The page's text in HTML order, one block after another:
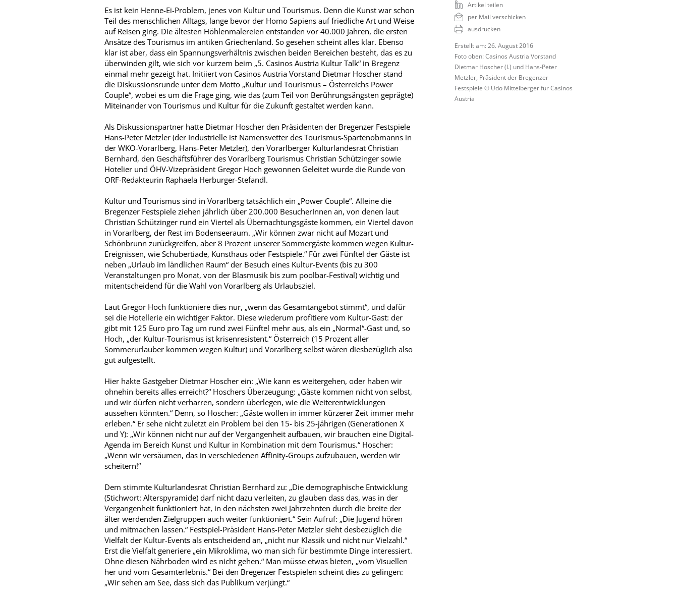
Es ist kein Henne-Ei-Problem, jenes von Kultur und Tourismus. Denn die Kunst war schon
Teil des menschlichen Alltags, lange bevor der Homo Sapiens auf friedliche Art und Weise
auf Reisen ging. Die ältesten Höhlenmalereien entstanden vor 40.000 Jahren, die ersten
Ansätze des Tourismus im antiken Griechenland. So gesehen scheint alles klar. Ebenso
klar ist aber, dass ein Spannungsverhältnis zwischen beiden Bereichen besteht, das es zu
überwinden gilt, wie sich vor kurzem beim „5. Casinos Austria Kultur Talk“ in Bregenz
einmal mehr gezeigt hat. Initiiert von Casinos Austria Vorstand Dietmar Hoscher stand
die Diskussionsrunde unter dem Motto „Kultur und Tourismus – Österreichs Power
Couple“, wobei es um die Frage ging, wie das (zum Teil von Berührungsängsten geprägte)
Miteinander von Tourismus und Kultur für die Zukunft gestaltet werden kann.
Als Diskussionspartner hatte Dietmar Hoscher den Präsidenten der Bregenzer Festspiele
Hans-Peter Metzler (der Industrielle ist Namensvetter des Tourismus-Spartenobmanns in
der WKO-Vorarlberg, Hans-Peter Metzler), den Vorarlberger Kulturlandesrat Christian
Bernhard, den Geschäftsführer des Vorarlberg Tourismus Christian Schützinger sowie
Hotelier und ÖHV-Vizepräsident Gregor Hoch gewonnen Geleitet wurde die Runde von
ORF-Redakteurin Raphaela Herburger-Stefandl.
Kultur und Tourismus sind in Vorarlberg tatsächlich ein „Power Couple“. Alleine die
Bregenzer Festspiele ziehen jährlich über 200.000 BesucherInnen an, von denen laut
Christian Schützinger rund ein Viertel als Übernachtungsgäste kommen, ein Viertel davon
in Vorarlberg, der Rest im Bodenseeraum. „Wir können zwar nicht auf Mozart und
Schönbrunn zurückgreifen, aber 8 Prozent unserer Sommergäste kommen wegen Kultur-
Ereignissen, wie Schubertiade, Kunsthaus oder Festspiele.“ Für zwei Fünftel der Gäste ist
neben „Urlaub im ländlichen Raum“ der Besuch eines Kultur-Events (bis zu 300
Veranstaltungen pro Monat, von der Blasmusik bis zum poolbar-Festival) wichtig und
mitentscheidend für die Wahl von Vorarlberg als Urlaubsziel.
Laut Gregor Hoch funktioniere dies nur, „wenn das Gesamtangebot stimmt“, und dafür
sei die Hotellerie ein wichtiger Faktor. Diese wiederum profitiere vom Kultur-Gast: der
gibt mit 125 Euro pro Tag um rund zwei Fünftel mehr aus, als ein „Normal“-Gast und, so
Hoch, „der Kultur-Tourismus ist krisenresistent.“ Österreich (15 Prozent aller
Sommerurlauber kommen wegen Kultur) und Vorarlberg selbst wären diesbezüglich also
gut aufgestellt.
Hier hakte Gastgeber Dietmar Hoscher ein: „Wie kann es weitergehen, oder haben wir
ohnehin bereits alles erreicht?“ Hoschers Überzeugung: „Gäste kommen nicht von selbst,
und wir dürfen nicht verharren, sondern überlegen, wie die Weiterentwicklungen
aussehen könnten.“ Denn, so Hoscher: „Gäste wollen in immer kürzerer Zeit immer mehr
erleben.“ Er sehe nicht zuletzt ein Problem bei den 15- bis 25-jährigen (Generationen X
und Y): „Wir können nicht nur auf der Vergangenheit aufbauen, wir brauchen eine Digital-
Agenda im Bereich Kunst und Kultur in Kombination mit dem Tourismus.“ Hoscher:
„Wenn wir versäumen, das in verschiedenen Affinity-Groups aufzubauen, werden wir
scheitern!“
Dem stimmte Kulturlandesrat Christian Bernhard zu: „Die demographische Entwicklung
(Stichwort: Alterspyramide) darf nicht dazu verleiten, zu glauben dass das, was in der
Vergangenheit funktioniert hat, in den nächsten zwei Jahrzehnten durch die breite der
älter werdenden Zielgruppen auch weiter funktioniert.“ Sein Aufruf: „Die Jugend hören
und mitmachen lassen.“ Festspiel-Präsident Hans-Peter Metzler sieht desbezüglich die
Vielfalt der Kultur-Events als entscheidend an, „nicht nur Klassik und nicht nur Vielzahl.“
Erst die Vielfalt generiere „ein Mikroklima, wo man sich für bestimmte Dinge interessiert.
Ohne diesen Nährboden wird es nicht gehen.“ Man müsse etwas bieten, „vom Visuellen
her und vom Gesamterlebnis.“ Bei den Bregenzer Festspielen scheint dies zu gelingen:
„Wir sehen am See, dass sich das Publikum verjüngt.“
Artikel teilen
per Mail verschicken
ausdrucken
Erstellt am: 26. August 2016
Foto oben: Casinos Austria Vorstand
Dietmar Hoscher (l.) und Hans-Peter
Metzler, Präsident der Bregenzer
Festspiele © Udo Mittelberger für Casinos
Austria